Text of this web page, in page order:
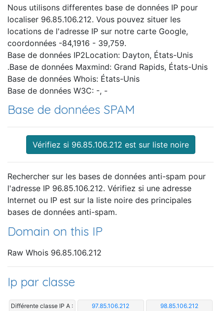
Nous utilisons differentes base de données IP pour
localiser 96.85.106.212. Vous pouvez situer les
locations de l'adresse IP sur notre carte Google,
coordonnées -84,1916 - 39,759.
Base de données IP2Location: Dayton, États-Unis
.Base de données Maxmind: Grand Rapids, États-Unis
Base de données Whois: États-Unis
Base de données W3C: -, -
Base de données SPAM
Vérifiez si 96.85.106.212 est sur liste noire
Rechercher sur les bases de données anti-spam pour
l'adresse IP 96.85.106.212. Vérifiez si une adresse
Internet ou IP est sur la liste noire des principales
bases de données anti-spam.
Domain on this IP
Raw Whois 96.85.106.212
Ip par classe
Différente classe IP A : 97.85.106.212 98.85.106.212